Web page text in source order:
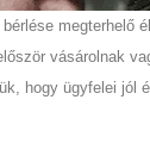
megterhelő
vásárolnak
hogy ügyfelei jól